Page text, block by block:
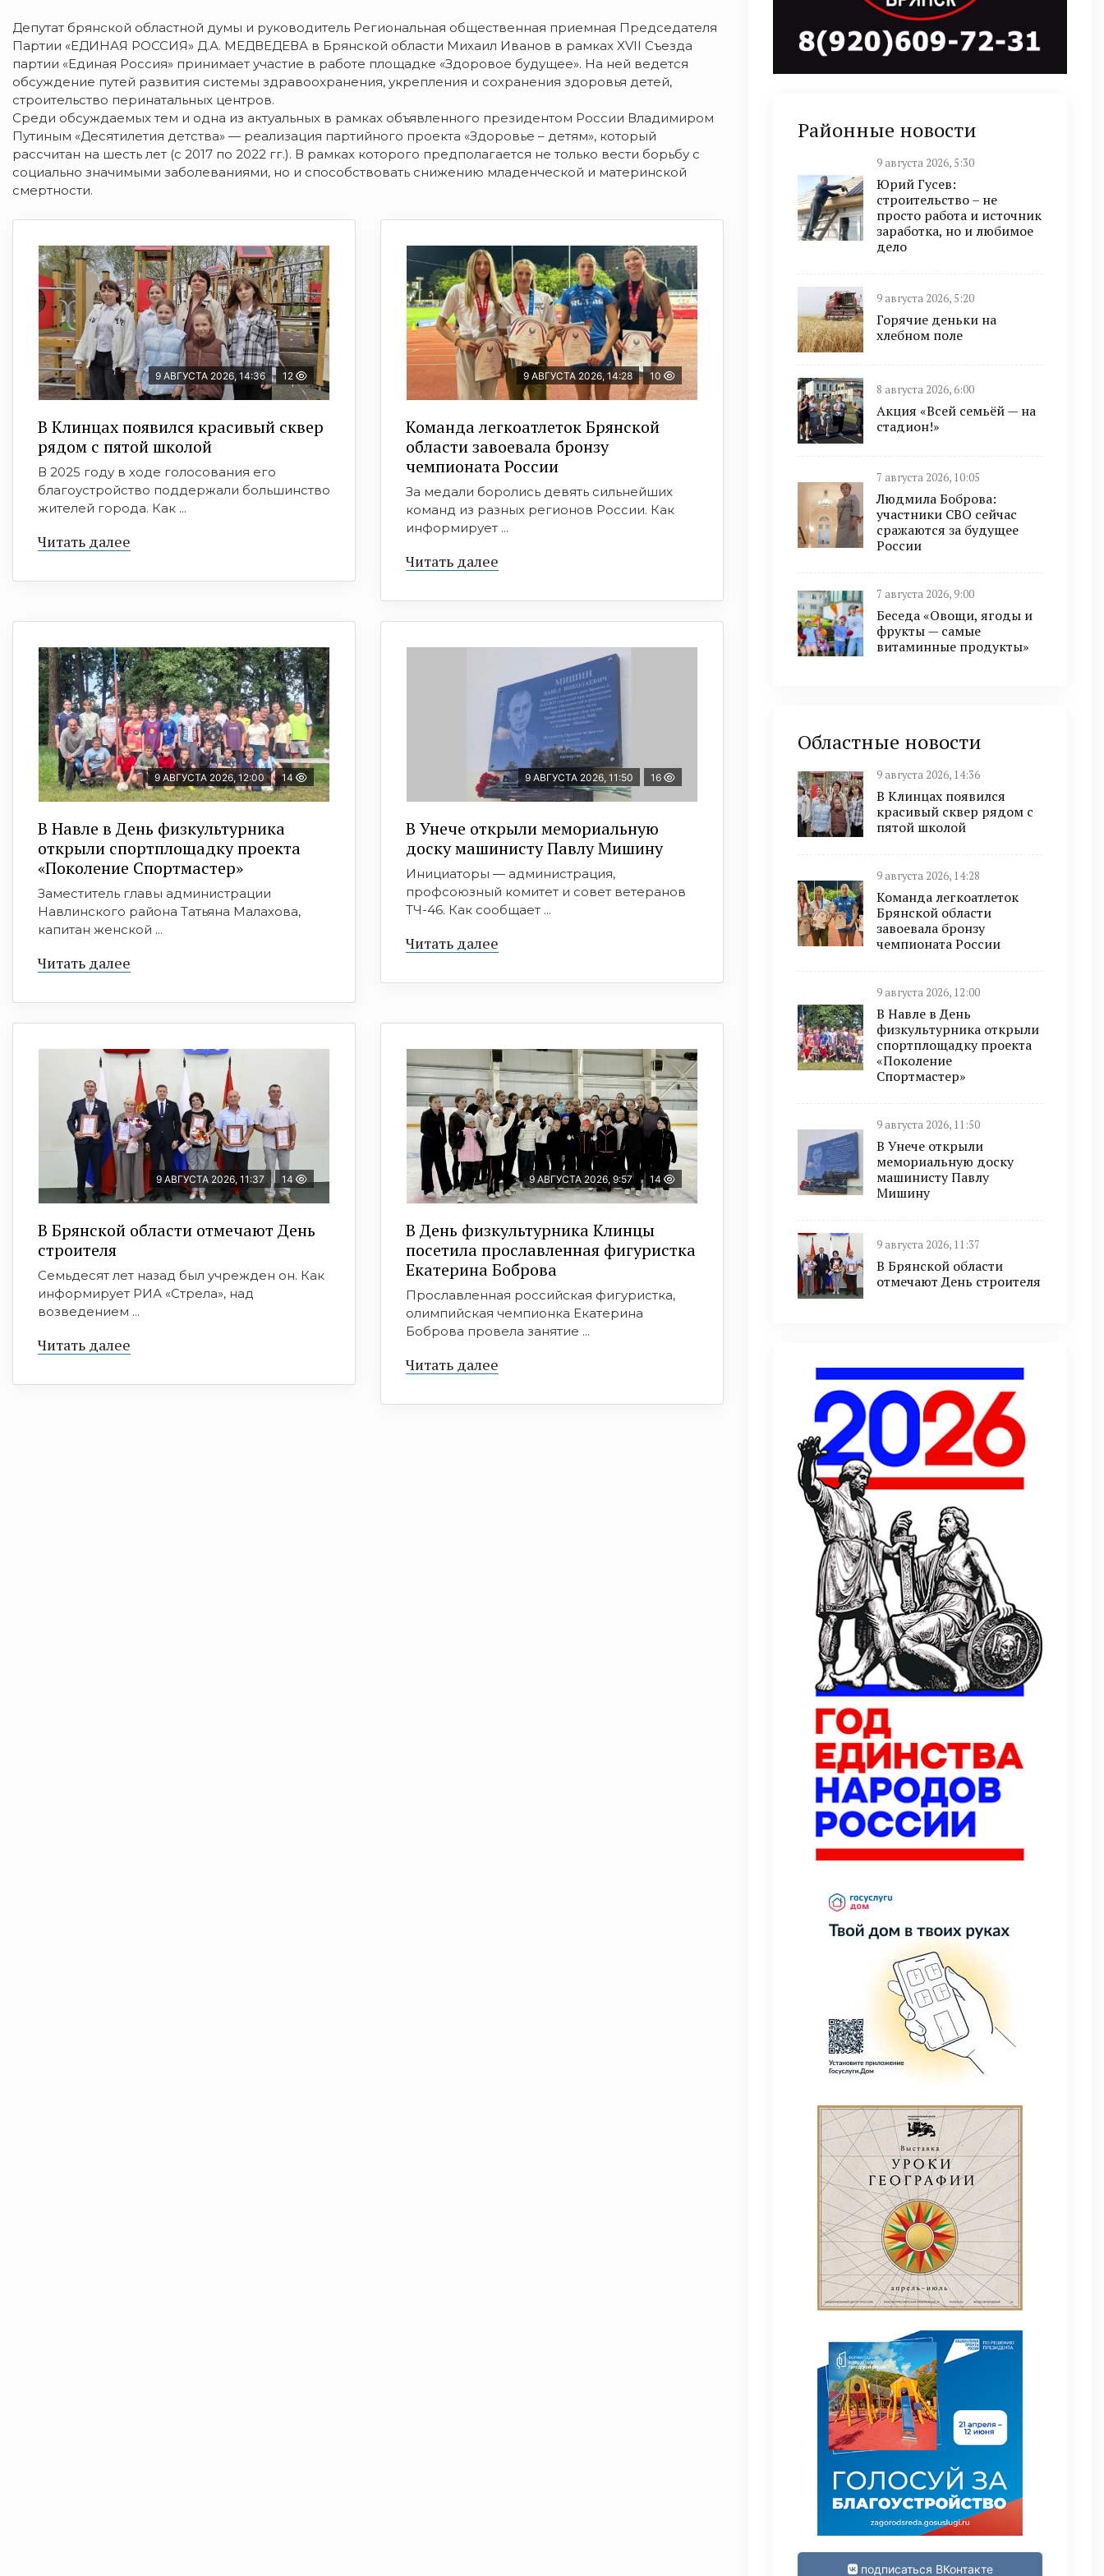
Депутат брянской областной думы и руководитель Региональная общественная приемная Председателя
Партии «ЕДИНАЯ РОССИЯ» Д.А. МЕДВЕДЕВА в Брянской области Михаил Иванов в рамках XVII Съезда
партии «Единая Россия» принимает участие в работе площадке «Здоровое будущее». На ней ведется
обсуждение путей развития системы здравоохранения, укрепления и сохранения здоровья детей,
строительство перинатальных центров.
Среди обсуждаемых тем и одна из актуальных в рамках объявленного президентом России Владимиром
Путиным «Десятилетия детства» — реализация партийного проекта «Здоровье – детям», который
рассчитан на шесть лет (с 2017 по 2022 гг.). В рамках которого предполагается не только вести борьбу с
социально значимыми заболеваниями, но и способствовать снижению младенческой и материнской
смертности.
9 АВГУСТА 2026, 14:36 12
В Клинцах появился красивый сквер
рядом с пятой школой
В 2025 году в ходе голосования его
благоустройство поддержали большинство
жителей города. Как ...
Читать далее
9 АВГУСТА 2026, 14:28 10
Команда легкоатлеток Брянской
области завоевала бронзу
чемпионата России
За медали боролись девять сильнейших
команд из разных регионов России. Как
информирует ...
Читать далее
9 АВГУСТА 2026, 12:00 14
В Навле в День физкультурника
открыли спортплощадку проекта
«Поколение Спортмастер»
Заместитель главы администрации
Навлинского района Татьяна Малахова,
капитан женской ...
Читать далее
9 АВГУСТА 2026, 11:50 16
В Унече открыли мемориальную
доску машинисту Павлу Мишину
Инициаторы — администрация,
профсоюзный комитет и совет ветеранов
ТЧ-46. Как сообщает ...
Читать далее
9 АВГУСТА 2026, 11:37 14
В Брянской области отмечают День
строителя
Семьдесят лет назад был учрежден он. Как
информирует РИА «Стрела», над
возведением ...
Читать далее
9 АВГУСТА 2026, 9:57 14
В День физкультурника Клинцы
посетила прославленная фигуристка
Екатерина Боброва
Прославленная российская фигуристка,
олимпийская чемпионка Екатерина
Боброва провела занятие ...
Читать далее
Районные новости
9 августа 2026, 5:30
Юрий Гусев:
строительство – не
просто работа и источник
заработка, но и любимое
дело
9 августа 2026, 5:20
Горячие деньки на
хлебном поле
8 августа 2026, 6:00
Акция «Всей семьёй — на
стадион!»
7 августа 2026, 10:05
Людмила Боброва:
участники СВО сейчас
сражаются за будущее
России
7 августа 2026, 9:00
Беседа «Овощи, ягоды и
фрукты — самые
витаминные продукты»
Областные новости
9 августа 2026, 14:36
В Клинцах появился
красивый сквер рядом с
пятой школой
9 августа 2026, 14:28
Команда легкоатлеток
Брянской области
завоевала бронзу
чемпионата России
9 августа 2026, 12:00
В Навле в День
физкультурника открыли
спортплощадку проекта
«Поколение
Спортмастер»
9 августа 2026, 11:50
В Унече открыли
мемориальную доску
машинисту Павлу
Мишину
9 августа 2026, 11:37
В Брянской области
отмечают День строителя
подписаться ВКонтакте